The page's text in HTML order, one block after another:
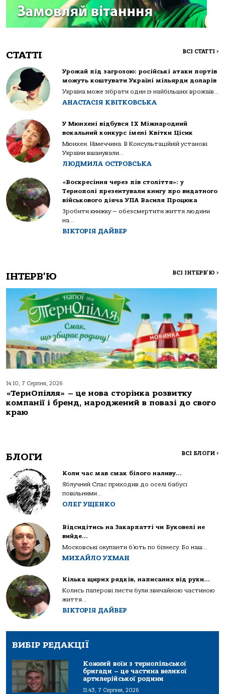
СТАТТІ ВСІ СТАТТІ >
Урожай під загрозою: російські атаки портів
можуть коштувати Україні мільярди доларів
Україна може зібрати один із найбільших врожаїв...
АНАСТАСІЯ КВІТКОВСЬКА
У Мюнхені відбувся IX Міжнародний
вокальний конкурс імені Квітки Цісик
Мюнхен. Німеччина. В Консультаційній установі
України вшанували...
ЛЮДМИЛА ОСТРОВСЬКА
«Воскресіння через пів століття»: у
Тернополі презентували книгу про видатного
військового діяча УПА Василя Процюка
Зробити книжку — обезсмертити життя людини
на...
ВІКТОРІЯ ДАЙВЕР
ІНТЕРВ'Ю ВСІ ІНТЕРВ'Ю >
14:10, 7 Серпня, 2026
«ТернОпілля» – це нова сторінка розвитку
компанії і бренд, народжений в повазі до свого
краю
БЛОГИ ВСІ БЛОГИ >
Коли час мав смак білого наливу…
Яблучний Спас приходив до оселі бабусі
повільними...
ОЛЕГ УЩЕНКО
Відсидітись на Закарпатті чи Буковелі не
вийде…
Московські окупанти б’ють по бізнесу. Бо наш...
МИХАЙЛО УХМАН
Кілька щирих рядків, написаних від руки…
Колись паперові листи були звичайною частиною
життя...
ВІКТОРІЯ ДАЙВЕР
ВИБІР РЕДАКЦІЇ
Кожний воїн з тернопільської
бригади – це частина великої
артилерійської родини
11:43, 7 Серпня, 2026